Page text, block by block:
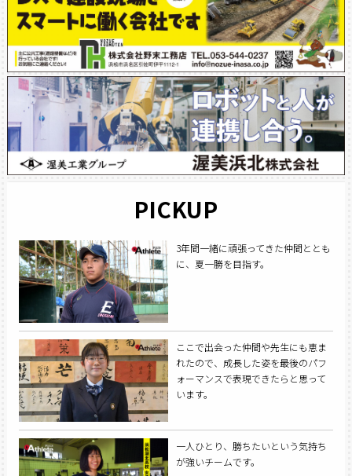
PICKUP
3年間一緒に頑張ってきた仲間ととも
に、夏一勝を目指す。
ここで出会った仲間や先生にも恵ま
れたので、成長した姿を最後のパフ
ォーマンスで表現できたらと思って
います。
一人ひとり、勝ちたいという気持ち
が強いチームです。